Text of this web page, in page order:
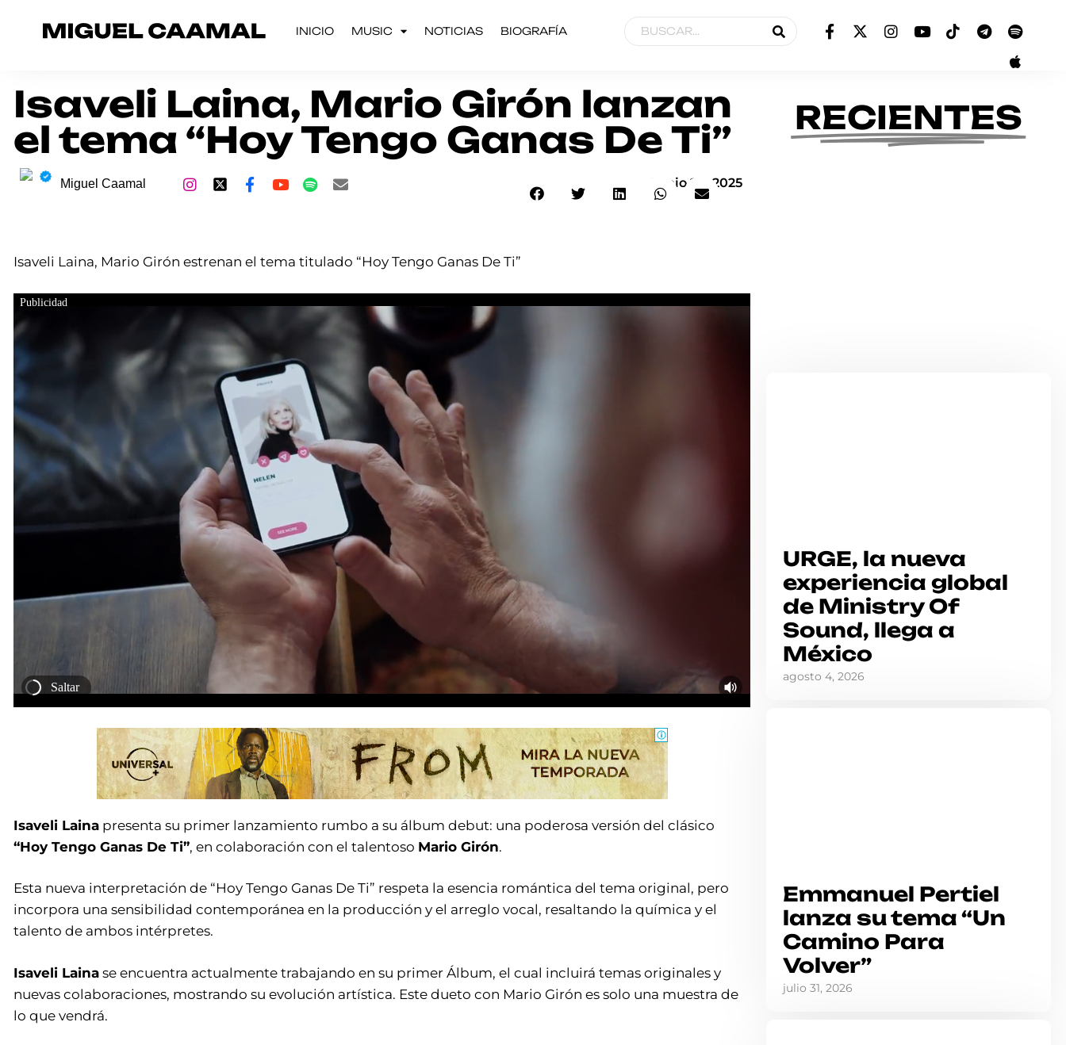
INICIO MUSIC NOTICIAS BIOGRAFÍA
Isaveli Laina, Mario Girón lanzan
el tema “Hoy Tengo Ganas De Ti”
Miguel Caamal Junio 24, 2025
Isaveli Laina, Mario Girón estrenan el tema titulado “Hoy Tengo Ganas De Ti”
Publicidad
Saltar
Isaveli Laina presenta su primer lanzamiento rumbo a su álbum debut: una poderosa versión del clásico
“Hoy Tengo Ganas De Ti”, en colaboración con el talentoso Mario Girón.
Esta nueva interpretación de “Hoy Tengo Ganas De Ti” respeta la esencia romántica del tema original, pero
incorpora una sensibilidad contemporánea en la producción y el arreglo vocal, resaltando la química y el
talento de ambos intérpretes.
Isaveli Laina se encuentra actualmente trabajando en su primer Álbum, el cual incluirá temas originales y
nuevas colaboraciones, mostrando su evolución artística. Este dueto con Mario Girón es solo una muestra de
lo que vendrá.
RECIENTES
URGE, la nueva
experiencia global
de Ministry Of
Sound, llega a
México
agosto 4, 2026
Emmanuel Pertiel
lanza su tema “Un
Camino Para
Volver”
julio 31, 2026